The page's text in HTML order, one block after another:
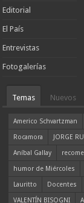
Editorial
El País
Entrevistas
Fotogalerías
Temas Nuevos
Americo Schvartzman
Rocamora
JORGE
Aníbal Gallay
humor de Miércoles
Lauritto
Docentes
VALENTÍN BISOGNI